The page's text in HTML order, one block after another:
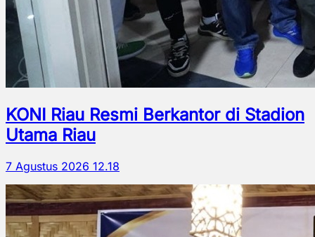
KONI Riau Resmi Berkantor di Stadion
Utama Riau
7 Agustus 2026 12.18